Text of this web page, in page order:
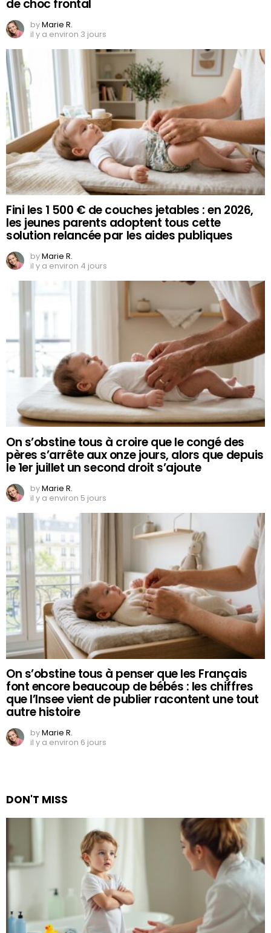
de choc frontal
byMarie R.
il y a environ 3 jours
Fini les 1 500 € de couches jetables : en 2026,
les jeunes parents adoptent tous cette
solution relancée par les aides publiques
byMarie R.
il y a environ 4 jours
On s’obstine tous à croire que le congé des
pères s’arrête aux onze jours, alors que depuis
le 1er juillet un second droit s’ajoute
byMarie R.
il y a environ 5 jours
On s’obstine tous à penser que les Français
font encore beaucoup de bébés : les chiffres
que l’Insee vient de publier racontent une tout
autre histoire
byMarie R.
il y a environ 6 jours
DON'T MISS